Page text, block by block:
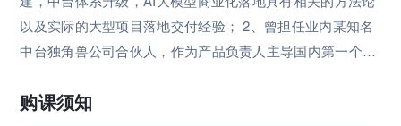
以及实际的⼤型项⽬落地交付经验； 2、曾担任业内某知名
中台独角兽公司合伙⼈，作为产品负责人主导国内第⼀个企
设，开创了国内企业级产品升级中台架构的先河； 3、曾担
购课须知